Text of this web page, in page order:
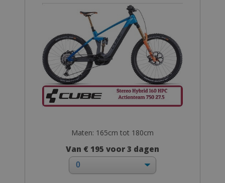
Maten: 165cm tot 180cm
Van € 195 voor 3 dagen